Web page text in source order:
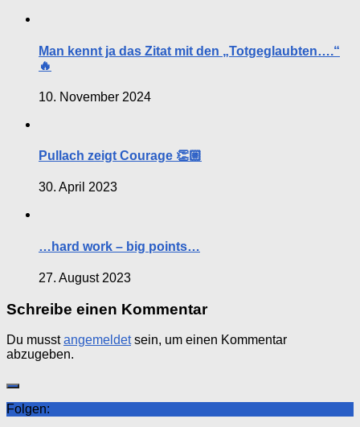
Man kennt ja das Zitat mit den „Totgeglaubten….“
🔥
10. November 2024
Pullach zeigt Courage 👏🏼
30. April 2023
…hard work – big points…
27. August 2023
Schreibe einen Kommentar
Du musstangemeldetsein, um einen Kommentar
abzugeben.
Folgen: